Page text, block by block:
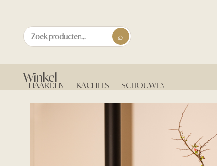
HAARDEN KACHELS SCHOUWEN
Winkel